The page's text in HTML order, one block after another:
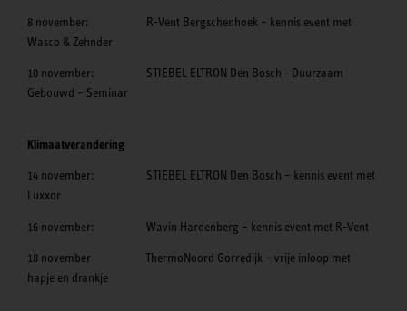
8 november: R-Vent Bergschenhoek – kennis event met
Wasco & Zehnder
10 november: STIEBEL ELTRON Den Bosch - Duurzaam
Gebouwd – Seminar
Klimaatverandering
14 november: STIEBEL ELTRON Den Bosch – kennis event met
Luxxor
16 november: Wavin Hardenberg – kennis event met R-Vent
18 november ThermoNoord Gorredijk – vrije inloop met
hapje en drankje